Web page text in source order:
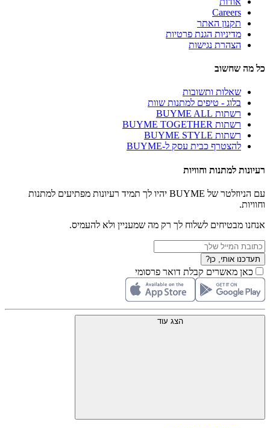
Careers
תקנון האתר
מדיניות הגנת פרטיות
הצהרת נגישות
כל מה שחשוב
שאלות ותשובות
בלוג - טיפים למתנות שוות
רשתות BUYME ALL
רשתות BUYME TOGETHER
רשתות BUYME STYLE
להצטרף כבית עסק ל-BUYME
רעיונות למתנות וחוויות
עם הניוזלטר של BUYME יהיו לך תמיד רעיונות מפתיעים למתנות
וחוויות.
אנחנו מבטיחים לשלוח לך רק מה שמעניין ולא להעמיס.
תעדכנו אותי, כן?
כאן מאשרים קבלת דואר פרסומי
הצג עוד